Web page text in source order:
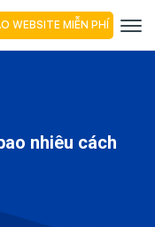
WEBSITE MIỄN PHÍ
nhiêu cách